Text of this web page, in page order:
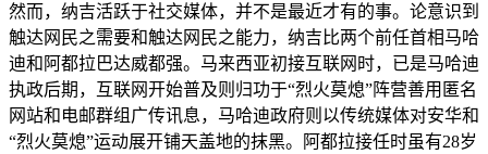
然而，纳吉活跃于社交媒体，并不是最近才有的事。论意识到
触达网民之需要和触达网民之能力，纳吉比两个前任首相马哈
迪和阿都拉巴达威都强。马来西亚初接互联网时，已是马哈迪
执政后期，互联网开始普及则归功于“烈火莫熄”阵营善用匿名
网站和电邮群组广传讯息，马哈迪政府则以传统媒体对安华和
“烈火莫熄”运动展开铺天盖地的抹黑。阿都拉接任时虽有28岁